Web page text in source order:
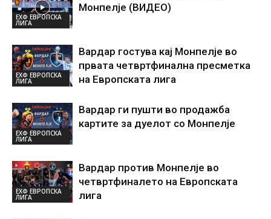
ЕХФ ЕВРОПСКА
ЛИГА
Монпелје (ВИДЕО)
ЕХФ ЕВРОПСКА
ЛИГА
Вардар гостува кај Монпелје во
првата четвртфинална пресметка
на Европската лига
ЕХФ ЕВРОПСКА
ЛИГА
Вардар ги пушти во продажба
картите за дуелот со Монпелје
ЕХФ ЕВРОПСКА
ЛИГА
Вардар против Монпелје во
четвртфиналето на Европската
лига